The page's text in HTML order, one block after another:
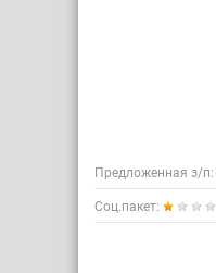
Предложенная з/п:
Соц.пакет: